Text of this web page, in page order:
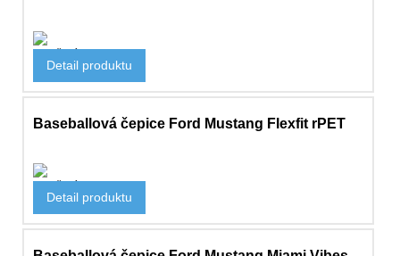
631 Kč
Detail produktu
Baseballová čepice Ford Mustang Flexfit rPET
551 Kč
Detail produktu